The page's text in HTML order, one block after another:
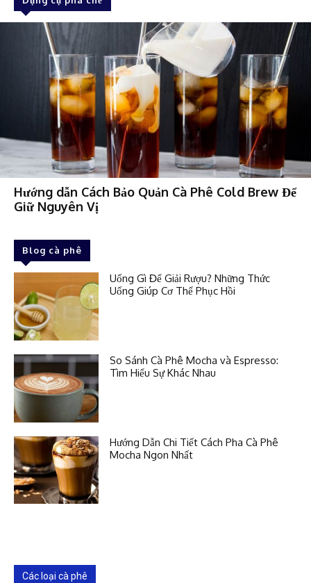
Hướng dẫn Cách Bảo Quản Cà Phê Cold Brew Để
Giữ Nguyên Vị
Blog cà phê
Uống Gì Để Giải Rượu? Những Thức
Uống Giúp Cơ Thể Phục Hồi
So Sánh Cà Phê Mocha và Espresso:
Tìm Hiểu Sự Khác Nhau
Hướng Dẫn Chi Tiết Cách Pha Cà Phê
Mocha Ngon Nhất
Các loại cà phê